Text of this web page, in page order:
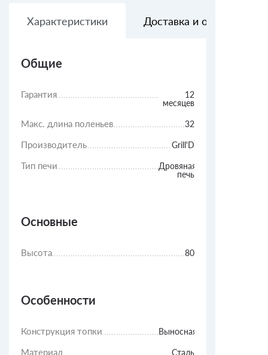
Характеристики Доставка и оплата
Общие
Гарантия
12
месяцев
Макс. длина поленьев 32
Производитель Grill'D
Тип печи
Дровяная
печь
Основные
Высота 80
Особенности
Конструкция топки Выносная
Материал Сталь